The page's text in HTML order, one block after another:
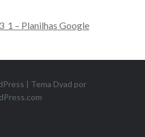
– Planilhas Google
| Tema Dyad por